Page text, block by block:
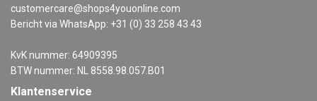
customercare@shops4youonline.com
Bericht via WhatsApp: +31 (0) 33 258 43 43
KvK nummer: 64909395
BTW nummer: NL 8558.98.057.B01
Klantenservice